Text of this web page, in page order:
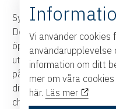
Syftet?
Det här är inget
öppen och trevlig
utbyta idéer och kanske
på gemensamma
ditt företag eller har
chansen att lära av
Vi använder
användarupplevelse
information om ditt
mer om våra
här. Läs mer